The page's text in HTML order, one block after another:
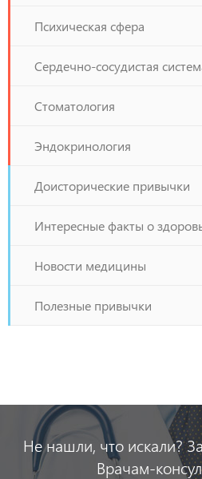
Психическая сфера
Сердечно-сосудистая
Стоматология
Эндокринология
Доисторические привычки
Интересные факты о
Новости медицины
Полезные привычки
Не нашли, что искали?
Врачам-